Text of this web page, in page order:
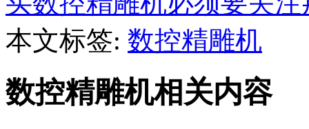
本文标签: 数控精雕机
数控精雕机相关内容